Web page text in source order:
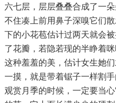
六七层，层层叠叠合成了一
不住凑上前用鼻子深嗅它们
下的小花苞估计过两天就会
了花瓣，若隐若现的半睁着
这种羞羞的美，估计女生她
一摸，就是带着锯子一样割
观赏月季的时候，一定要当